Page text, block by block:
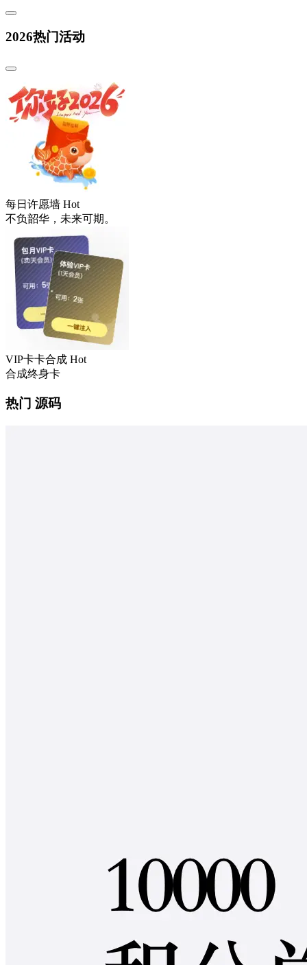
2026热门活动
每日许愿墙 Hot
不负韶华，未来可期。
VIP卡卡合成 Hot
合成终身卡
热门 源码